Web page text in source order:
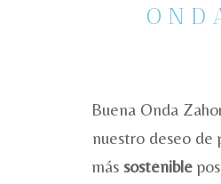
Buena Onda
nuestro deseo de
más sostenible